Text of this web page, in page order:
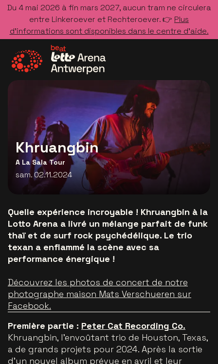
Du 4 mai 2026 à fin mars 2027, aucun tram ne circulera
entre Linkeroever et Rechteroever. 👉 Plus
d’informations sont disponibles dans le centre d’aide.
Allez à la page d'accueil
Khruangbin
A La Sala Tour
sam. 02.11.2024
Quelle expérience incroyable ! Khruangbin à la
Lotto Arena a livré un mélange parfait de funk
thaï et de surf rock psychédélique. Le trio
texan a enflammé la scène avec sa
performance énergique !
Découvrez les photos de concert de notre
photographe maison Mats Verschueren sur
Facebook.
Première partie : Peter Cat Recording Co.
Khruangbin, l’envoûtant trio de Houston, Texas,
a de grands projets pour 2024. Après la sortie
d’un nouvel album prévue en avril et leur